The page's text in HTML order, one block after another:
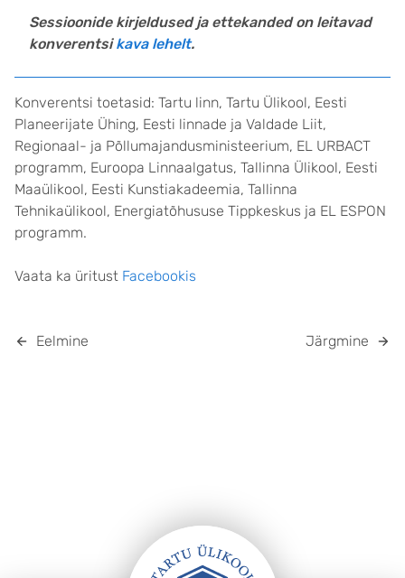
Sessioonide kirjeldused ja ettekanded on leitavad
konverentsikava lehelt.
Konverentsi toetasid: Tartu linn, Tartu Ülikool, Eesti
Planeerijate Ühing, Eesti linnade ja Valdade Liit,
Regionaal- ja Põllumajandusministeerium, EL URBACT
programm, Euroopa Linnaalgatus, Tallinna Ülikool, Eesti
Maaülikool, Eesti Kunstiakadeemia, Tallinna
Tehnikaülikool, Energiatõhususe Tippkeskus ja EL ESPON
programm.
Vaata ka üritust Facebookis
Eelmine Järgmine